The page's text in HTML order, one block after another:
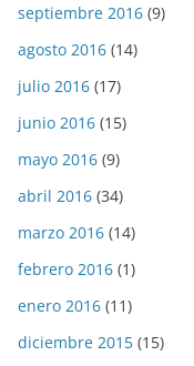
septiembre 2016 (9)
agosto 2016 (14)
julio 2016 (17)
junio 2016 (15)
mayo 2016 (9)
abril 2016 (34)
marzo 2016 (14)
febrero 2016 (1)
enero 2016 (11)
diciembre 2015 (15)